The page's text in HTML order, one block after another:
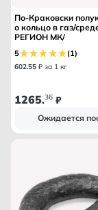
По-Краковски
о кольцо в газ/
РЕГИОН МК/
5 (1)
602.55 ₽ за 1 кг
1265.36 ₽
Ожидается